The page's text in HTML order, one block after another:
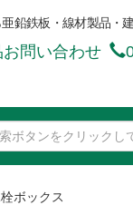
鉛鉄板・線材製品・
お問い合わせ
ボックス